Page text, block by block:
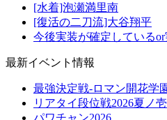
[水着]泡瀬満里南
[復活の二刀流]大谷翔平
今後実装が確定している
最新イベント情報
最強決定戦-ロマン開花学
リアタイ段位戦2026夏ノ壱
パワチャン2026